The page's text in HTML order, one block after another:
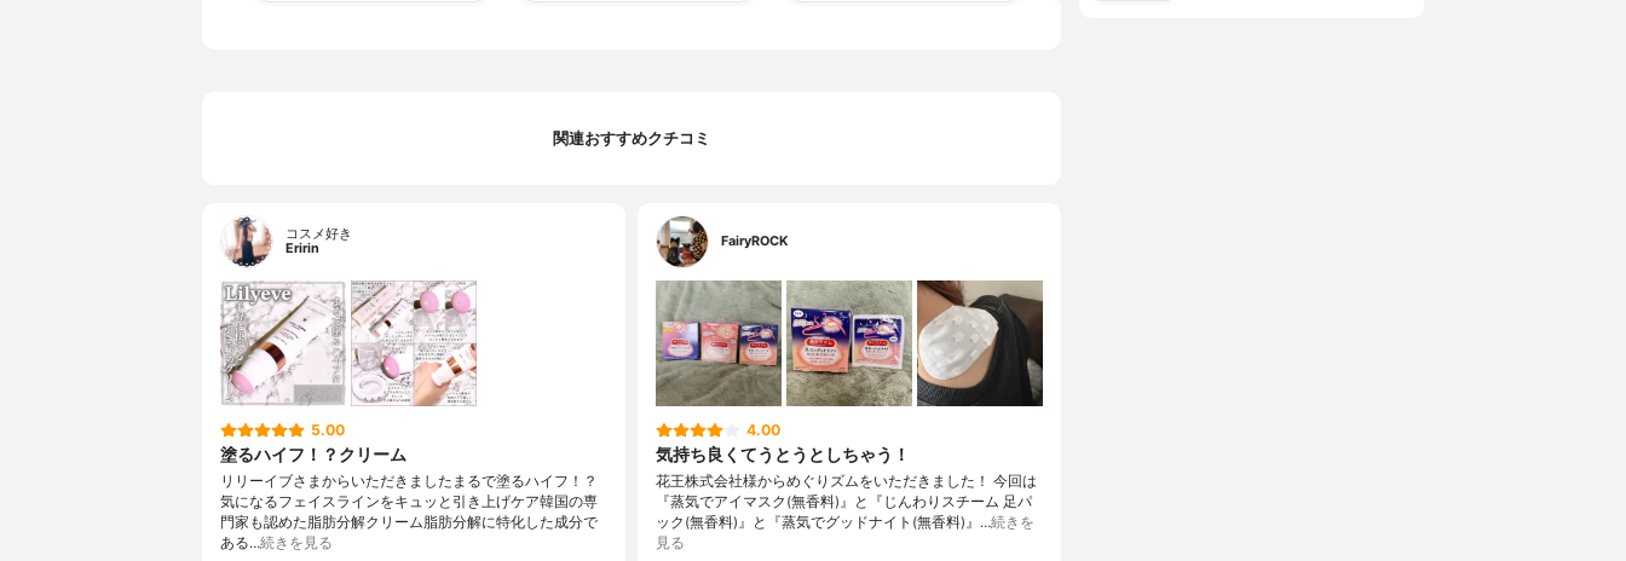
関連おすすめクチコミ
コスメ好き
Eririn
5.00
塗るハイフ！？クリーム
リリーイブさまからいただきましたまるで塗るハイフ！？
気になるフェイスラインをキュッと引き上げケア韓国の専
門家も認めた脂肪分解クリーム脂肪分解に特化した成分で
ある…続きを見る
FairyROCK
4.00
気持ち良くてうとうとしちゃう！
花王株式会社様からめぐりズムをいただきました！ 今回は
『蒸気でアイマスク(無香料)』と『じんわりスチーム 足パ
ック(無香料)』と『蒸気でグッドナイト(無香料)』…続きを
見る